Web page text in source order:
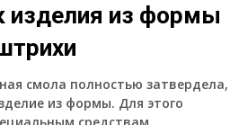
изделия из формы
смола полностью затвердела,
из формы. Для этого